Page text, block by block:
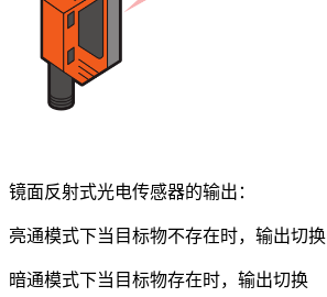
镜面反射式光电传感器的输出：
亮通模式下当目标物不存在时，输出切换
暗通模式下当目标物存在时，输出切换